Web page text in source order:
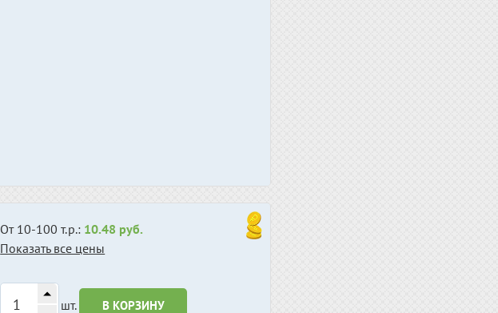
От 10-100 т.р.: 10.48 руб.
Показать все цены
шт. В КОРЗИНУ